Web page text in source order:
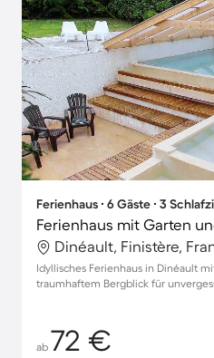
Ferienhaus ∙ 6 Gäste ∙ 3
Dinéault, Finistère,
Idyllisches Ferienhaus in Dinéault
traumhaftem Bergblick für
ab 72 €